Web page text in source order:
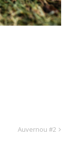
Auvernou #2